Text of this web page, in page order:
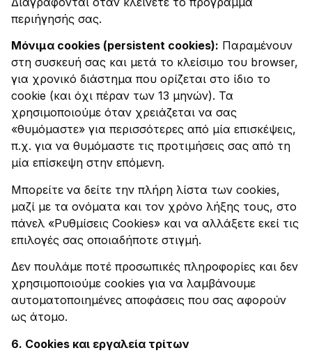
περιήγησής σας.
Μόνιμα cookies (persistent cookies): Παραμένουν
στη συσκευή σας και μετά το κλείσιμο του browser,
για χρονικό διάστημα που ορίζεται στο ίδιο το
cookie (και όχι πέραν των 13 μηνών). Τα
χρησιμοποιούμε όταν χρειάζεται να σας
«θυμόμαστε» για περισσότερες από μία επισκέψεις,
π.χ. για να θυμόμαστε τις προτιμήσεις σας από τη
μία επίσκεψη στην επόμενη.
​Μπορείτε να δείτε την πλήρη λίστα των cookies,
μαζί με τα ονόματα και τον χρόνο λήξης τους, στο
πάνελ «Ρυθμίσεις Cookies» και να αλλάξετε εκεί τις
επιλογές σας οποιαδήποτε στιγμή.
​Δεν πουλάμε ποτέ προσωπικές πληροφορίες και δεν
χρησιμοποιούμε cookies για να λαμβάνουμε
αυτοματοποιημένες αποφάσεις που σας αφορούν
ως άτομο.
​6. Cookies και εργαλεία τρίτων